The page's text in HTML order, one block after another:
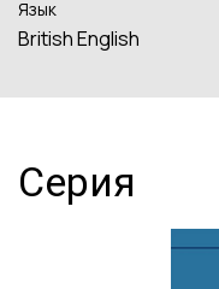
Язык
British English
Серия